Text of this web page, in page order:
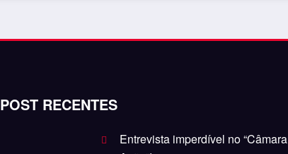
POST RECENTES
Entrevista imperdível no “Câmara